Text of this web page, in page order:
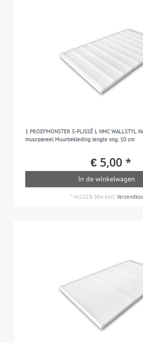
1 PROEFMONSTER S-PLISSÉ L NMC WALLSTYL
muurpaneel Muurbekleding lengte ong. 10 cm
€ 5,00 *
In de winkelwagen
* incl.21% btw excl.